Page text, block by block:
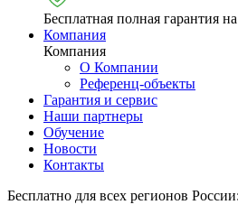
Бесплатная полная гарантия
Компания
Компания
О Компании
Референц-объекты
Гарантия и сервис
Наши партнеры
Обучение
Новости
Контакты
Бесплатно для всех регионов России: